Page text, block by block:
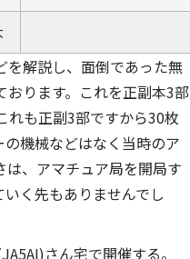
を解説し、面倒であった無
ります。これを正副本3部
れも正副3部ですから30枚
機械などはなく当時のア
、アマチュア局を開局す
く先もありませんでし
さん宅で開催する。